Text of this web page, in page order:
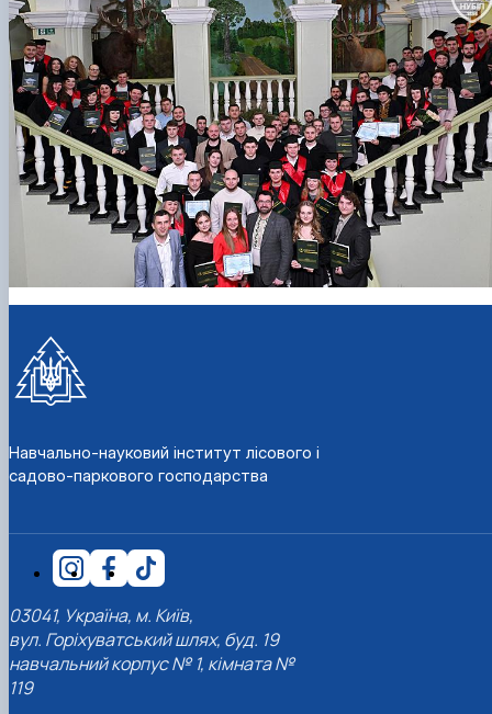
Навчально-науковий інститут лісового і
садово-паркового господарства
03041, Україна, м. Київ,
вул. Горіхуватський шлях, буд. 19
навчальний корпус № 1, кімната №
119